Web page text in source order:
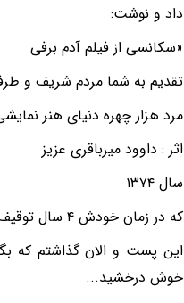
داد و نوشت:
«سکانسی از فیلم آدم برفی
تقدیم به شما مردم شریف و
مرد هزار چهره دنیای هنر
اثر : داوود میرباقری عزیز
سال ۱۳۷۴
که در زمان خودش ۴ سال توقیف بود...
این پست و الان گذاشتم که
خوش درخشید...